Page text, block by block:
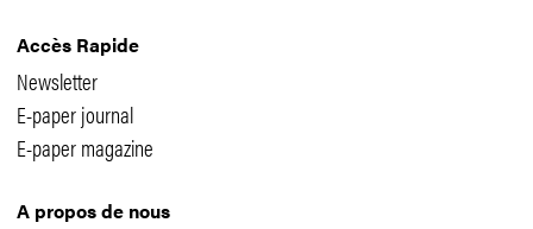
Accès Rapide
Newsletter
E-paper journal
E-paper magazine
A propos de nous